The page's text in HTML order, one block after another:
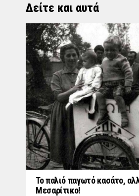
Δείτε και αυτά
Το παλιό παγωτό κασάτο,
Μεσαρίτικο!